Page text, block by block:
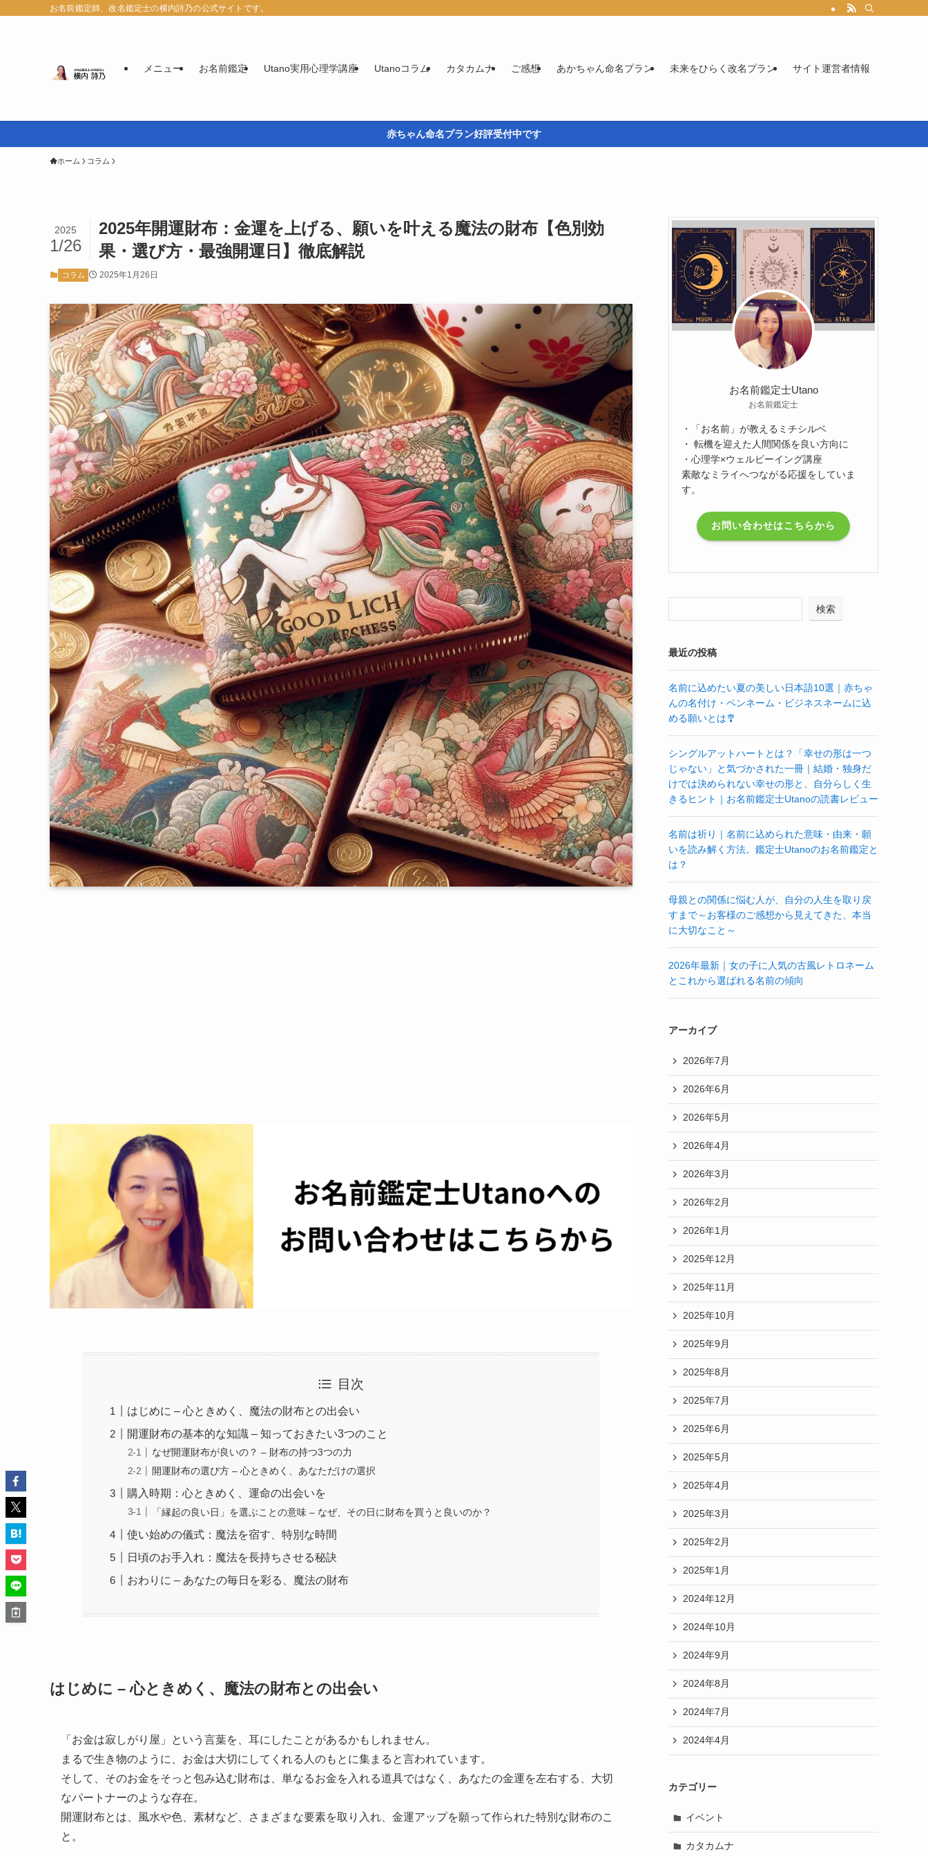
お名前鑑定師、改名鑑定士の横内詩乃の公式サイトです。
メニュー お名前鑑定 Utano実用心理学講座 Utanoコラム カタカムナ ご感想 あかちゃん命名プラン 未来をひらく改名プラン サイト運営者情報
赤ちゃん命名プラン好評受付中です
ホーム コラム
2025年開運財布：金運を上げる、願いを叶える魔法の財布【色別効
果・選び方・最強開運日】徹底解説
2025
1/26
コラム 2025年1月26日
目次
はじめに – 心ときめく、魔法の財布との出会い
開運財布の基本的な知識 – 知っておきたい3つのこと
なぜ開運財布が良いの？ – 財布の持つ3つの力
開運財布の選び方 – 心ときめく、あなただけの選択
購入時期：心ときめく、運命の出会いを
「縁起の良い日」を選ぶことの意味 – なぜ、その日に財布を買うと良いのか？
使い始めの儀式：魔法を宿す、特別な時間
日頃のお手入れ：魔法を長持ちさせる秘訣
おわりに – あなたの毎日を彩る、魔法の財布
はじめに – 心ときめく、魔法の財布との出会い
「お金は寂しがり屋」という言葉を、耳にしたことがあるかもしれません。
まるで生き物のように、お金は大切にしてくれる人のもとに集まると言われています。
そして、そのお金をそっと包み込む財布は、単なるお金を入れる道具ではなく、あなたの金運を左右する、大切
なパートナーのような存在。
開運財布とは、風水や色、素材など、さまざまな要素を取り入れ、金運アップを願って作られた特別な財布のこ
と。
お名前鑑定士Utano
お名前鑑定士
・「お名前」が教えるミチシルベ
・ 転機を迎えた人間関係を良い方向に
・心理学×ウェルビーイング講座
素敵なミライへつながる応援をしていま
す。
お問い合わせはこちらから
検索
最近の投稿
名前に込めたい夏の美しい日本語10選｜赤ちゃ
んの名付け・ペンネーム・ビジネスネームに込
める願いとは🎐
シングルアットハートとは？「幸せの形は一つ
じゃない」と気づかされた一冊｜結婚・独身だ
けでは決められない幸せの形と、自分らしく生
きるヒント｜お名前鑑定士Utanoの読書レビュー
名前は祈り｜名前に込められた意味・由来・願
いを読み解く方法。鑑定士Utanoのお名前鑑定と
は？
母親との関係に悩む人が、自分の人生を取り戻
すまで～お客様のご感想から見えてきた、本当
に大切なこと～
2026年最新｜女の子に人気の古風レトロネーム
とこれから選ばれる名前の傾向
アーカイブ
2026年7月
2026年6月
2026年5月
2026年4月
2026年3月
2026年2月
2026年1月
2025年12月
2025年11月
2025年10月
2025年9月
2025年8月
2025年7月
2025年6月
2025年5月
2025年4月
2025年3月
2025年2月
2025年1月
2024年12月
2024年10月
2024年9月
2024年8月
2024年7月
2024年4月
カテゴリー
イベント
カタカムナ